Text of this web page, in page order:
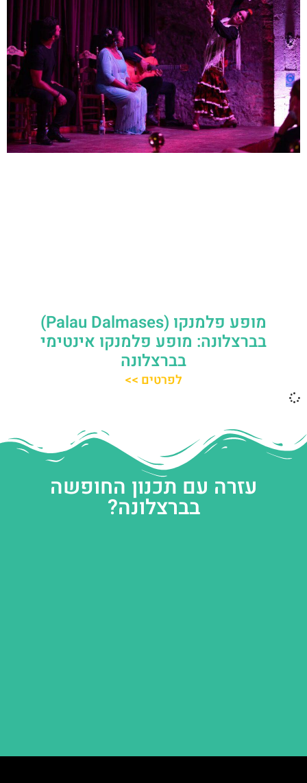
מופע פלמנקו (Palau Dalmases)
בברצלונה: מופע פלמנקו אינטימי
בברצלונה
לפרטים >>
עזרה עם תכנון החופשה
בברצלונה?